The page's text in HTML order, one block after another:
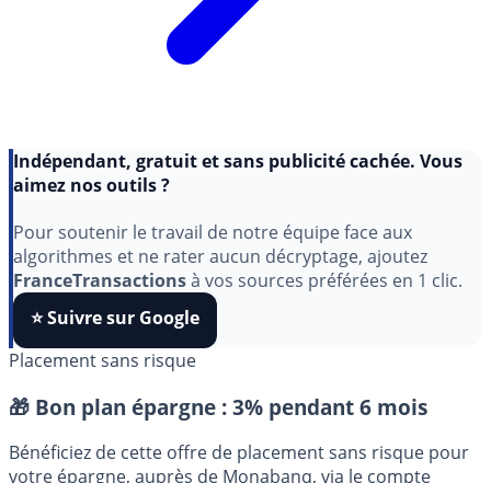
aimez nos outils ?
Pour soutenir le travail de notre équipe face aux
algorithmes et ne rater aucun décryptage, ajoutez
FranceTransactionsà vos sources préférées en 1 clic.
⭐️ Suivre sur Google
Placement sans risque
🎁 Bon plan épargne : 3% pendant 6 mois